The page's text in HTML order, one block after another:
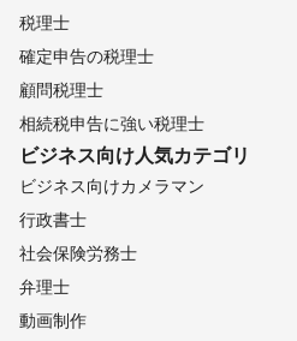
税理士
確定申告の税理士
顧問税理士
相続税申告に強い税理士
ビジネス向け人気カテゴリ
ビジネス向けカメラマン
行政書士
社会保険労務士
弁理士
動画制作